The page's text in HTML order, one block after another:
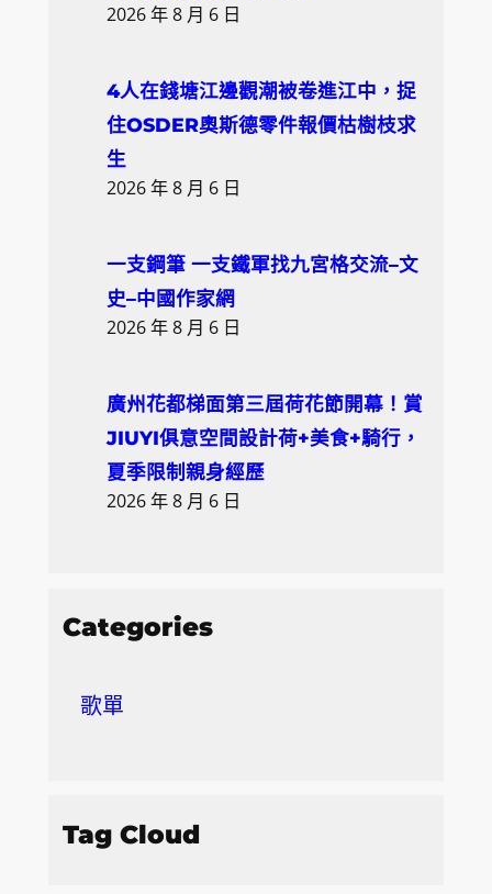
2026 年 8 月 6 日
4人在錢塘江邊觀潮被卷進江中，捉
住OSDER奧斯德零件報價枯樹枝求
生
2026 年 8 月 6 日
一支鋼筆 一支鐵軍找九宮格交流–文
史–中國作家網
2026 年 8 月 6 日
廣州花都梯面第三屆荷花節開幕！賞
JIUYI俱意空間設計荷+美食+騎行，
夏季限制親身經歷
2026 年 8 月 6 日
Categories
歌單
Tag Cloud